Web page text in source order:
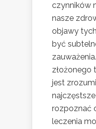
czynników
nasze
objawy
być
złożonego
jest
rozpoznać
leczenia